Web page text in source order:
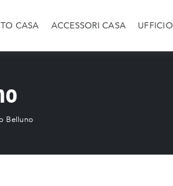
CASA ACCESSORI CASA UFFICIO
Belluno